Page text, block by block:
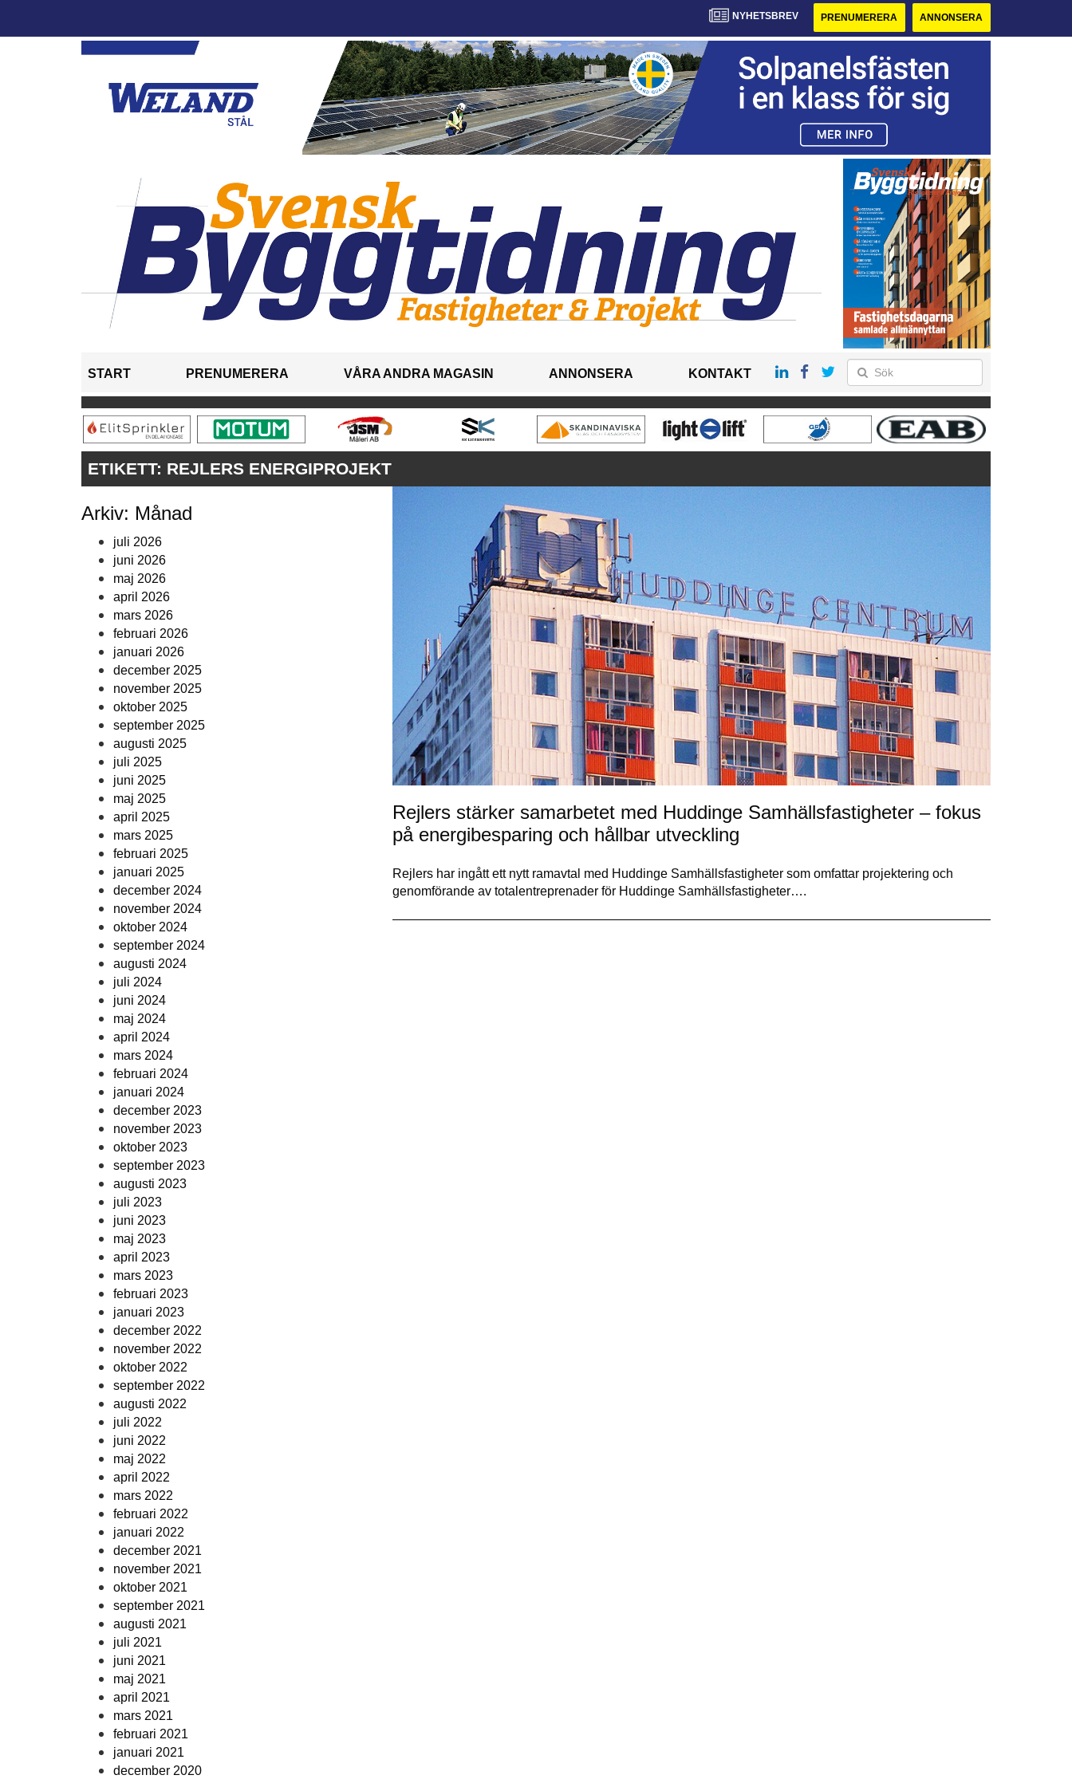
NYHETSBREV PRENUMERERA ANNONSERA
START PRENUMERERA VÅRA ANDRA MAGASIN ANNONSERA KONTAKT
ETIKETT: REJLERS ENERGIPROJEKT
Arkiv: Månad
juli 2026
juni 2026
maj 2026
april 2026
mars 2026
februari 2026
januari 2026
december 2025
november 2025
oktober 2025
september 2025
augusti 2025
juli 2025
juni 2025
maj 2025
april 2025
mars 2025
februari 2025
januari 2025
december 2024
november 2024
oktober 2024
september 2024
augusti 2024
juli 2024
juni 2024
maj 2024
april 2024
mars 2024
februari 2024
januari 2024
december 2023
november 2023
oktober 2023
september 2023
augusti 2023
juli 2023
juni 2023
maj 2023
april 2023
mars 2023
februari 2023
januari 2023
december 2022
november 2022
oktober 2022
september 2022
augusti 2022
juli 2022
juni 2022
maj 2022
april 2022
mars 2022
februari 2022
januari 2022
december 2021
november 2021
oktober 2021
september 2021
augusti 2021
juli 2021
juni 2021
maj 2021
april 2021
mars 2021
februari 2021
januari 2021
december 2020
Rejlers stärker samarbetet med Huddinge Samhällsfastigheter – fokus
på energibesparing och hållbar utveckling
Rejlers har ingått ett nytt ramavtal med Huddinge Samhällsfastigheter som omfattar projektering och
genomförande av totalentreprenader för Huddinge Samhällsfastigheter….